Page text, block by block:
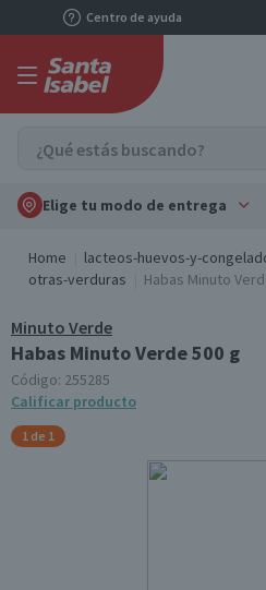
Centro de ayuda
Elige tu modo de entrega
Home lacteos-huevos-y-
otras-verduras
Habas Minuto
Minuto Verde
Habas Minuto Verde 500 g
Código: 255285
Calificar producto
1 de 1